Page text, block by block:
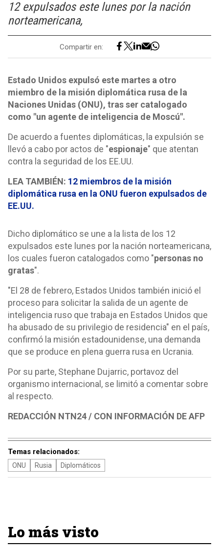
12 expulsados este lunes por la nación
norteamericana,
Compartir en:
Estado Unidos expulsó este martes a otro
miembro de la misión diplomática rusa de la
Naciones Unidas (ONU), tras ser catalogado
como "un agente de inteligencia de Moscú".
De acuerdo a fuentes diplomáticas, la expulsión se
llevó a cabo por actos de "espionaje" que atentan
contra la seguridad de los EE.UU.
LEA TAMBIÉN: 12 miembros de la misión
diplomática rusa en la ONU fueron expulsados de
EE.UU.
Dicho diplomático se une a la lista de los 12
expulsados este lunes por la nación norteamericana,
los cuales fueron catalogados como "personas no
gratas".
"El 28 de febrero, Estados Unidos también inició el
proceso para solicitar la salida de un agente de
inteligencia ruso que trabaja en Estados Unidos que
ha abusado de su privilegio de residencia" en el país,
confirmó la misión estadounidense, una demanda
que se produce en plena guerra rusa en Ucrania.
Por su parte, Stephane Dujarric, portavoz del
organismo internacional, se limitó a comentar sobre
al respecto.
REDACCIÓN NTN24 / CON INFORMACIÓN DE AFP
Temas relacionados:
ONU Rusia Diplomáticos
Lo más visto